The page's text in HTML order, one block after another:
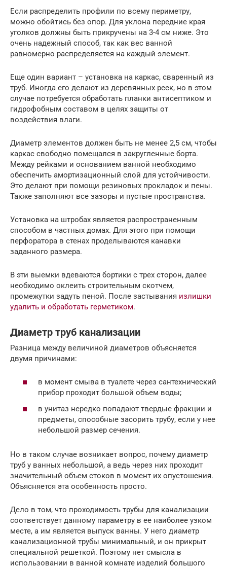
Если распределить профили по всему периметру,
можно обойтись без опор. Для уклона передние края
уголков должны быть прикручены на 3-4 см ниже. Это
очень надежный способ, так как вес ванной
равномерно распределяется на каждый элемент.
Еще один вариант – установка на каркас, сваренный из
труб. Иногда его делают из деревянных реек, но в этом
случае потребуется обработать планки антисептиком и
гидрофобным составом в целях защиты от
воздействия влаги.
Диаметр элементов должен быть не менее 2,5 см, чтобы
каркас свободно помещался в закругленные борта.
Между рейками и основанием ванной необходимо
обеспечить амортизационный слой для устойчивости.
Это делают при помощи резиновых прокладок и пены.
Также заполняют все зазоры и пустые пространства.
Установка на штробах является распространенным
способом в частных домах. Для этого при помощи
перфоратора в стенах проделываются канавки
заданного размера.
В эти выемки вдеваются бортики с трех сторон, далее
необходимо оклеить строительным скотчем,
промежутки задуть пеной. После застывания излишки
удалить и обработать герметиком.
Диаметр труб канализации
Разница между величиной диаметров объясняется
двумя причинами:
в момент смыва в туалете через сантехнический
прибор проходит большой объем воды;
в унитаз нередко попадают твердые фракции и
предметы, способные засорить трубу, если у нее
небольшой размер сечения.
Но в таком случае возникает вопрос, почему диаметр
труб у ванных небольшой, а ведь через них проходит
значительный объем стоков в момент их опустошения.
Объясняется эта особенность просто.
Дело в том, что проходимость трубы для канализации
соответствует данному параметру в ее наиболее узком
месте, а им является выпуск ванны. У него диаметр
канализационной трубы минимальный, и он прикрыт
специальной решеткой. Поэтому нет смысла в
использовании в ванной комнате изделий большого